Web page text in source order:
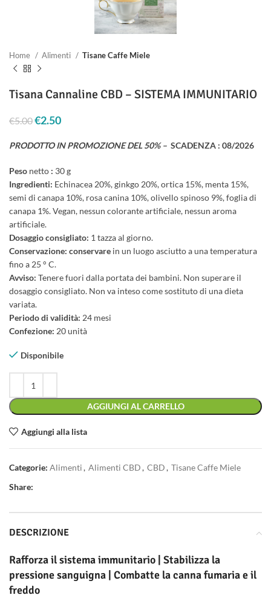
Home Alimenti Tisane Caffe Miele
Tisana Cannaline CBD – SISTEMA IMMUNITARIO
€5.00Il prezzo originale era: €5.00.
€2.50
PRODOTTO IN PROMOZIONE DEL 50% – SCADENZA : 08/2026
Peso netto : 30 g
Ingredienti: Echinacea 20%, ginkgo 20%, ortica 15%, menta 15%,
semi di canapa 10%, rosa canina 10%, olivello spinoso 9%, foglia di
canapa 1%. Vegan, nessun colorante artificiale, nessun aroma
artificiale.
Dosaggio consigliato: 1 tazza al giorno.
Conservazione: conservare in un luogo asciutto a una temperatura
fino a 25 ° C.
Avviso: Tenere fuori dalla portata dei bambini. Non superare il
dosaggio consigliato. Non va inteso come sostituto di una dieta
variata.
Periodo di validità: 24 mesi
Confezione: 20 unità
Disponibile
AGGIUNGI AL CARRELLO
Aggiungi alla lista
Categorie: Alimenti, Alimenti CBD, CBD, Tisane Caffe Miele
Share:
DESCRIZIONE
Rafforza il sistema immunitario | Stabilizza la
pressione sanguigna | Combatte la canna fumaria e il
freddo